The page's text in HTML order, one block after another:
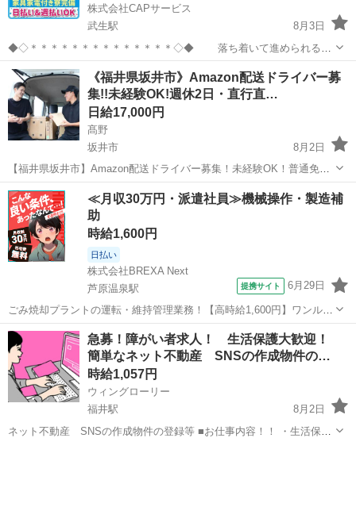
株式会社CAPサービス
武生駅
8月3日
◆◇＊＊＊＊＊＊＊＊＊＊＊＊＊＊◇◆ 落ち着いて進められる軽
作業ワーク ◆◇＊＊＊＊＊＊＊＊＊＊＊＊＊＊◇◆ 集中して取り組め
る マシン操作中心のお仕事です！ 【業務内容】 担当していただくの
は、 ...
福井 越前市 武生駅 工場 スタッフ
《福井県坂井市》Amazon配送ドライバー募
集!!未経験OK!週休2日・直行直…
日給17,000円
髙野
坂井市
8月2日
【福井県坂井市】Amazon配送ドライバー募集！未経験OK！普通免許
があれば始められます☆ 「稼げる」を応援！【週休2日制】でプライ
ベートも充実♪希望月収も面談で相談OK！ 軽くて小さな荷物中心なの
で、体力に自信がない方...
福井 坂井市 ドライバー Amazon
≪月収30万円・派遣社員≫機械操作・製造補
助
時給1,600円
日払い
株式会社BREXA Next
芦原温泉駅
提携サイト 6月29日
ごみ焼却プラントの運転・維持管理業務！【高時給1,600円】ワンルー
ム寮完備★マイカー通勤OK＆工場敷地内に無料駐車場あり◎日払いあ
り！自社正社員登用あり！《福井県あわら市》 人気の工場のお仕事 ◇
ごみ焼却プラントの運転・...
福井 あわら市 芦原温泉駅 その他
急募！障がい者求人！ 生活保護大歓迎！
簡単なネット不動産 SNSの作成物件の…
時給1,057円
ウィングローリー
福井駅
8月2日
ネット不動産 SNSの作成物件の登録等 ■お仕事内容！！ ・生活保護